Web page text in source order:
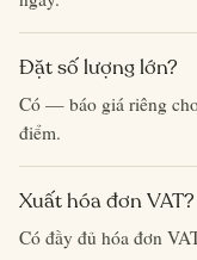
Đặt số lượng lớn?
Có — báo giá riêng
điểm.
Xuất hóa đơn VAT?
Có đầy đủ hóa đơn